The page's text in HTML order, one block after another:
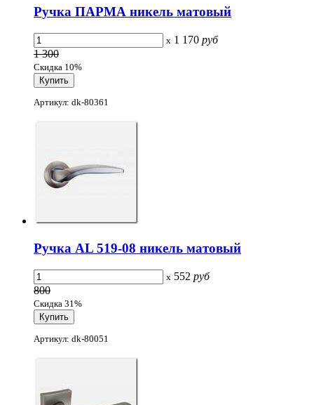
Ручка ПАРМА никель матовый
x 1 170 руб
1 300
Скидка 10%
Артикул: dk-80361
Ручка AL 519-08 никель матовый
x 552 руб
800
Скидка 31%
Артикул: dk-80051